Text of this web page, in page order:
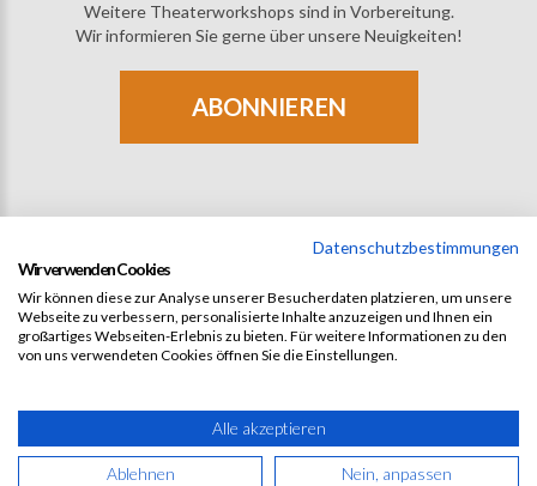
Weitere Theaterworkshops sind in Vorbereitung.
Wir informieren Sie gerne über unsere Neuigkeiten!
ABONNIEREN
Datenschutz/Privacy Policy AGBs
Schauspiel Workshop / Schauspielunterricht / Schauspielkurs
Datenschutzbestimmungen
Wir verwenden Cookies
Wir können diese zur Analyse unserer Besucherdaten platzieren, um unsere
Webseite zu verbessern, personalisierte Inhalte anzuzeigen und Ihnen ein
großartiges Webseiten-Erlebnis zu bieten. Für weitere Informationen zu den
von uns verwendeten Cookies öffnen Sie die Einstellungen.
Alle akzeptieren
Ablehnen Nein, anpassen